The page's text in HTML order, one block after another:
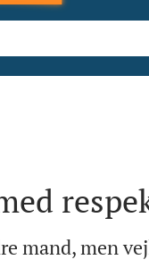
mand, men